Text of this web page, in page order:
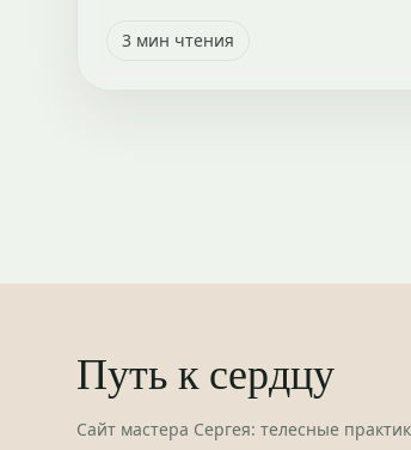
3 мин чтения
Путь к сердцу
Сайт мастера Сергея: телесные